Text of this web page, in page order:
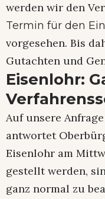
werden wir den
Termin für den
vorgesehen. Bis
Gutachten und
Eisenlohr:
Auf unsere
antwortet
Eisenlohr am
gestellt werden,
ganz normal zu